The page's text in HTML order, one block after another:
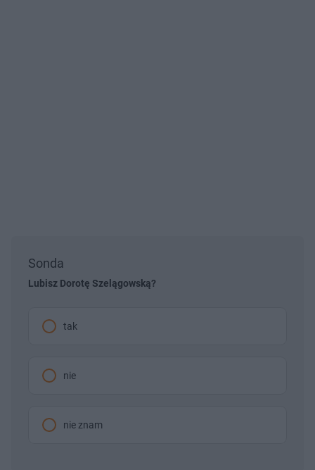
Sonda
Lubisz Dorotę Szelągowską?
tak
nie
nie znam